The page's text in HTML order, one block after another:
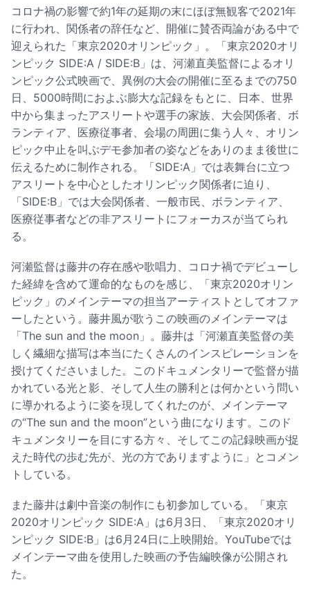
コロナ禍の影響で約1年の延期の末にほぼ無観客で2021年
に行われ、関係者の辞任など、開催に賛否両論がある中で
迎えられた「東京2020オリンピック」。「東京2020オリ
ンピック SIDE:A / SIDE:B」は、河瀬直美監督によるオリ
ンピック公式映画で、異例の大会の開催に至るまでの750
日、5000時間におよぶ膨大な記録をもとに、日本、世界
中から集まったアスリートや選手の家族、大会関係者、ボ
ランティア、医療従事者、会場の周囲に集う人々、オリン
ピック中止を叫ぶデモ参加者の姿などをありのまま後世に
伝えるために制作される。「SIDE:A」では表舞台に立つ
アスリートを中心としたオリンピック関係者に迫り、
「SIDE:B」では大会関係者、一般市民、ボランティア、
医療従事者などの非アスリートにフォーカスが当てられ
る。
河瀬監督は藤井の存在感や歌唱力、コロナ禍でデビューし
た経緯を含めて運命的なものを感じ、「東京2020オリン
ピック」のメインテーマの担当アーティストとしてオファ
ーしたという。藤井風が歌うこの映画のメインテーマは
「The sun and the moon」。藤井は「河瀬直美監督の美
しく繊細な描写は本当にたくさんのインスピレーションを
授けてくださいました。このドキュメンタリーで監督が描
かれている光と影、そして人生の勝利とは何かという問い
に導かれるように姿を現してくれたのが、メインテーマ
の“The sun and the moon”という曲になります。このド
キュメンタリーを目にする方々、そしてこの記録映画が捉
えた時代の歩む先が、光の方でありますように」とコメン
トしている。
また藤井は劇中音楽の制作にも初参加している。「東京
2020オリンピック SIDE:A」は6月3日、「東京2020オリ
ンピック SIDE:B」は6月24日に上映開始。YouTubeでは
メインテーマ曲を使用した映画の予告編映像が公開され
た。